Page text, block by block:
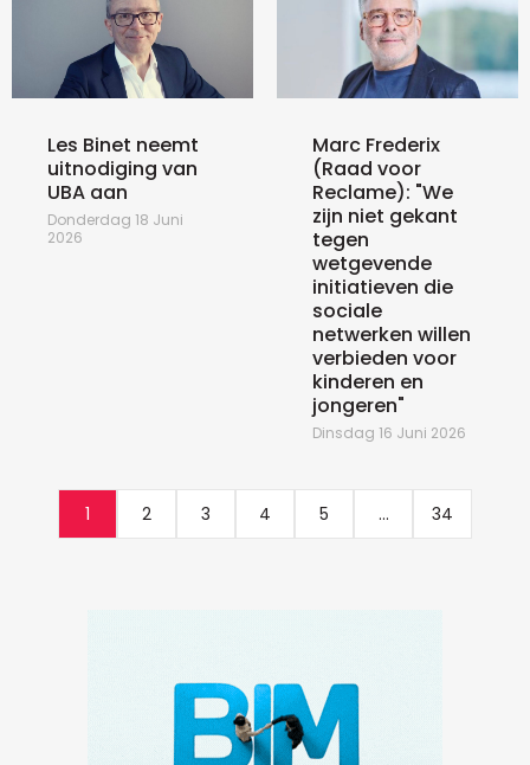
Les Binet neemt
uitnodiging van
UBA aan
Donderdag 18 Juni
2026
Marc Frederix
(Raad voor
Reclame): "We
zijn niet gekant
tegen
wetgevende
initiatieven die
sociale
netwerken willen
verbieden voor
kinderen en
jongeren"
Dinsdag 16 Juni 2026
1 2 3 4 5 ... 34